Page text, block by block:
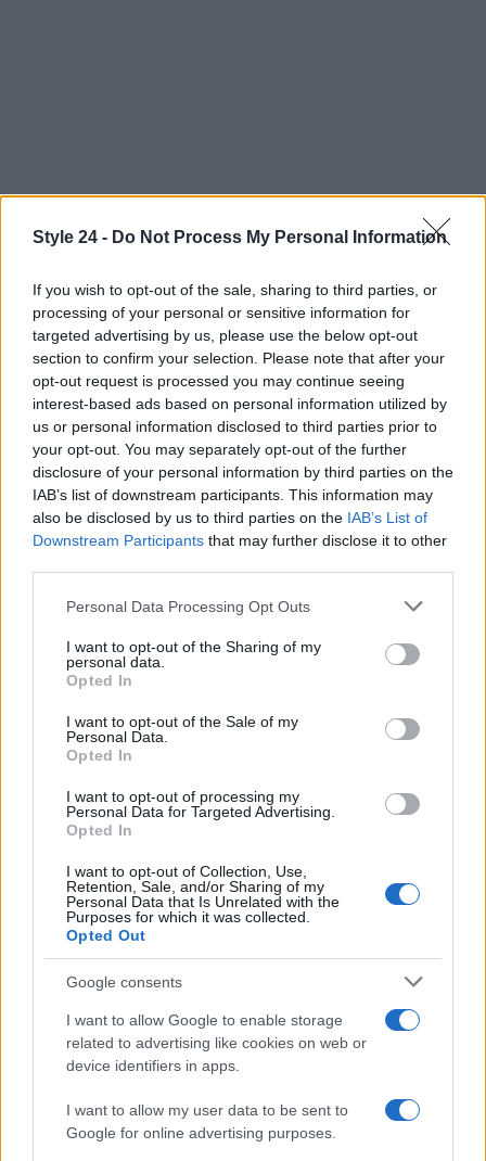
Style 24 - Do Not Process My Personal Information
If you wish to opt-out of the sale, sharing to third parties, or
processing of your personal or sensitive information for
targeted advertising by us, please use the below opt-out
section to confirm your selection. Please note that after your
opt-out request is processed you may continue seeing
interest-based ads based on personal information utilized by
us or personal information disclosed to third parties prior to
your opt-out. You may separately opt-out of the further
disclosure of your personal information by third parties on the
IAB’s list of downstream participants. This information may
also be disclosed by us to third parties on the IAB’s List of
Downstream Participants that may further disclose it to other
Please note that this website/app uses one or more Google
not limited to your visit or usage behaviour. You may click to
grant or deny consent to Google and its third-party tags to
use your data for below specified purposes in below Google
consent section.
Personal Data Processing Opt Outs
I want to opt-out of the Sharing of my
personal data.
Opted In
I want to opt-out of the Sale of my
Personal Data.
Opted In
I want to opt-out of processing my
Personal Data for Targeted Advertising.
Opted In
I want to opt-out of Collection, Use,
Retention, Sale, and/or Sharing of my
Personal Data that Is Unrelated with the
Purposes for which it was collected.
Opted Out
Google consents
I want to allow Google to enable storage
related to advertising like cookies on web or
device identifiers in apps.
I want to allow my user data to be sent to
Google for online advertising purposes.
AUTORE
Continua a leggere
BELLEZZA